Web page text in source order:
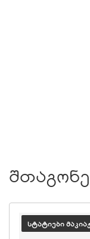
ᲡᲢᲐᲢᲘᲔᲑᲘ